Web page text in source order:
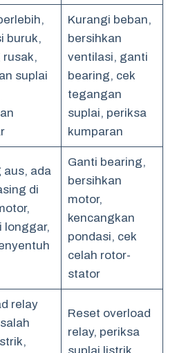
buruk,
rusak,
suplai
Kurangi beban,
bersihkan
ventilasi, ganti
bearing, cek
tegangan
suplai, periksa
kumparan
aus, ada
di
longgar,
Ganti bearing,
bersihkan
motor,
kencangkan
pondasi, cek
celah rotor-
stator
relay
Reset overload
relay, periksa
suplai listrik,